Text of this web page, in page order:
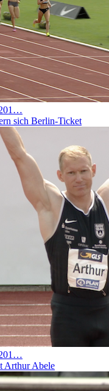
sich Berlin-Ticket
Arthur Abele